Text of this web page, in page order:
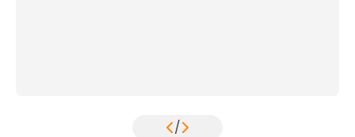
/